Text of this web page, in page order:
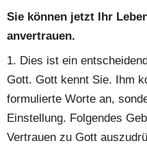
Sie können jetzt Ihr
anvertrauen.
1. Dies ist ein
Gott. Gott kennt Sie. Ihm
formulierte Worte an,
Einstellung. Folgendes
Vertrauen zu Gott